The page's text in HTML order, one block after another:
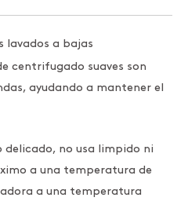
lavados a bajas
centrifugado suaves son
ayudando a mantener el
delicado, no usa limpido ni
a una temperatura de
a una temperatura